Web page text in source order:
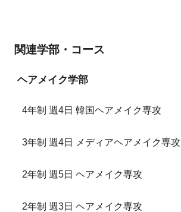
関連学部・コース
ヘアメイク学部
4年制 週4日 韓国ヘアメイク専攻
3年制 週4日 メディアヘアメイク専攻
2年制 週5日 ヘアメイク専攻
2年制 週3日 ヘアメイク専攻